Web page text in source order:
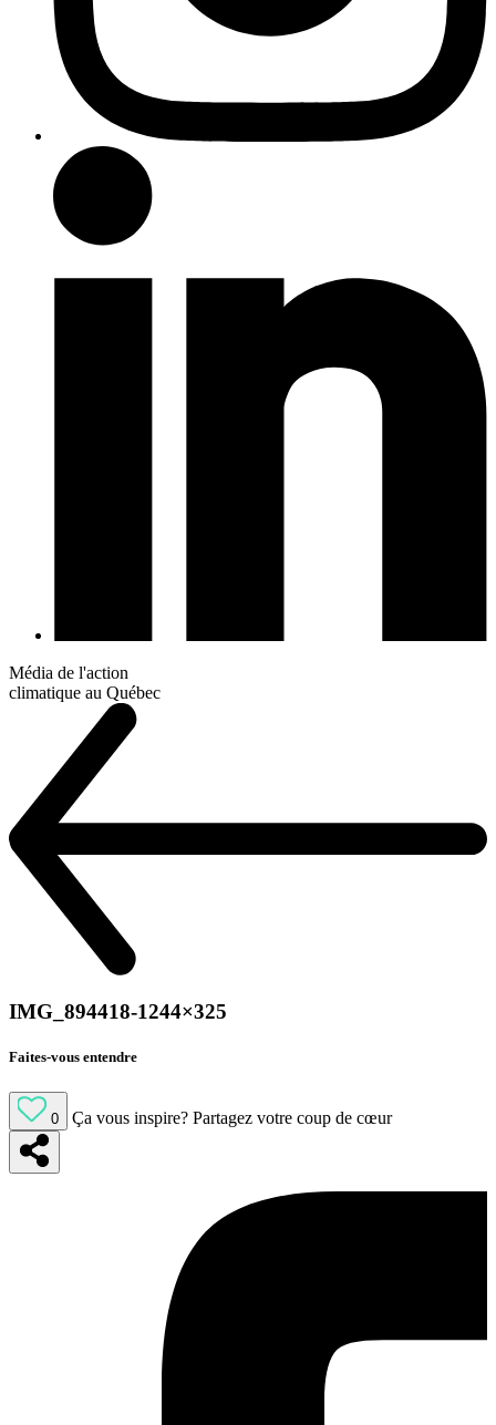
Média de l'action
climatique au Québec
IMG_894418-1244×325
Faites-vous entendre
0 Ça vous inspire? Partagez votre coup de cœur